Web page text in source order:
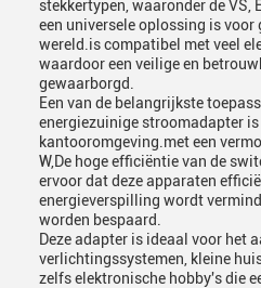
stekkertypen, waaronder de VS,
een universele oplossing is voor
wereld.is compatibel met veel
waardoor een veilige en
gewaarborgd.
Een van de belangrijkste
energiezuinige stroomadapter is
kantooromgeving.met een
W,De hoge efficiëntie van de
ervoor dat deze apparaten
energieverspilling wordt
worden bespaard.
Deze adapter is ideaal voor het
verlichtingssystemen, kleine
zelfs elektronische hobby's die